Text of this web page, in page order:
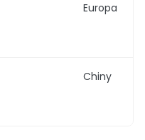
Europa
Chiny